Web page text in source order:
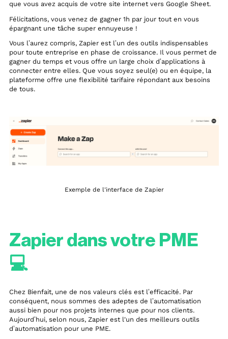
que vous avez acquis de votre site internet vers Google Sheet.
Félicitations, vous venez de gagner 1h par jour tout en vous
épargnant une tâche super ennuyeuse !
Vous l’aurez compris, Zapier est l’un des outils indispensables
pour toute entreprise en phase de croissance. Il vous permet de
gagner du temps et vous offre un large choix d’applications à
connecter entre elles. Que vous soyez seul(e) ou en équipe, la
plateforme offre une flexibilité tarifaire répondant aux besoins
de tous.
Exemple de l'interface de Zapier
Zapier dans votre PME
💻
Chez Bienfait, une de nos valeurs clés est l’efficacité. Par
conséquent, nous sommes des adeptes de l’automatisation
aussi bien pour nos projets internes que pour nos clients.
Aujourd’hui, selon nous, Zapier est l'un des meilleurs outils
d’automatisation pour une PME.